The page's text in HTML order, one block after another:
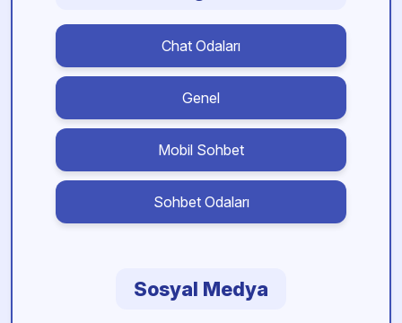
Chat Odaları
Genel
Mobil Sohbet
Sohbet Odaları
Sosyal Medya